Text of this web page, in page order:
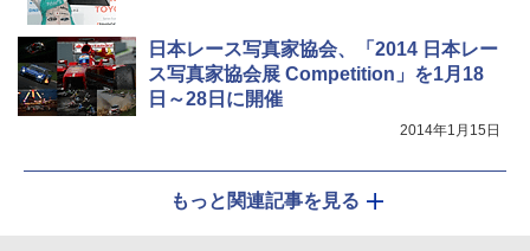
日本レース写真家協会、「2014 日本レー
ス写真家協会展 Competition」を1月18
日～28日に開催
2014年1月15日
もっと関連記事を見る